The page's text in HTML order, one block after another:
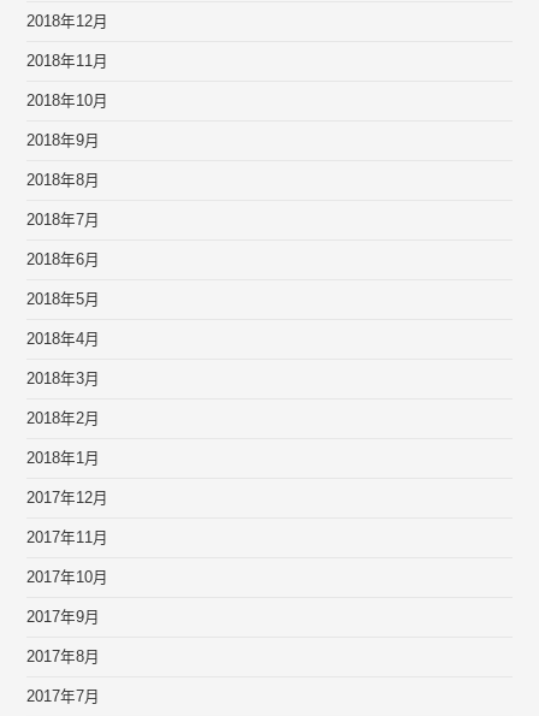
2018年12月
2018年11月
2018年10月
2018年9月
2018年8月
2018年7月
2018年6月
2018年5月
2018年4月
2018年3月
2018年2月
2018年1月
2017年12月
2017年11月
2017年10月
2017年9月
2017年8月
2017年7月